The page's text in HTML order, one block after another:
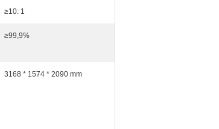
≥10: 1
≥99,9%
3168 * 1574 * 2090 mm